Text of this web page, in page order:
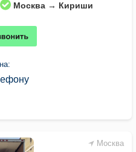
Москва → Кириши
Москва